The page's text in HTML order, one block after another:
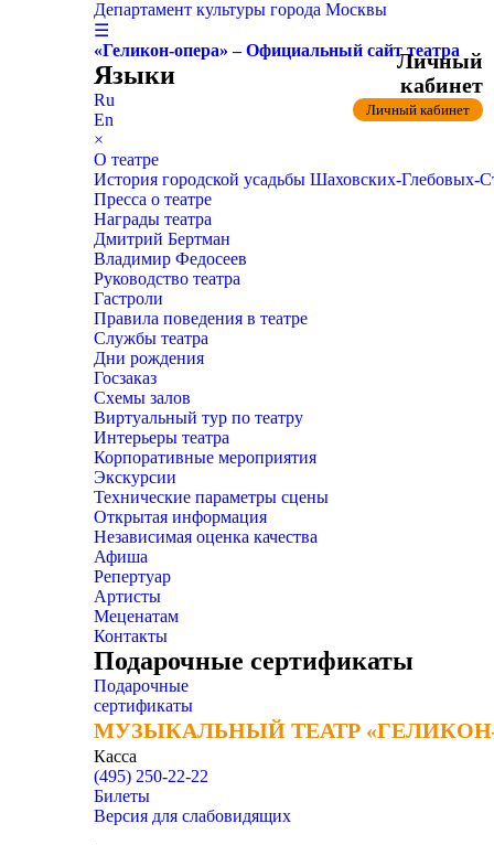
Департамент культуры города Москвы
☰
«Геликон-опера» – Официальный сайт театра
Языки
Ru
En
×
О театре
История городской усадьбы Шаховских-
Пресса о театре
Награды театра
Дмитрий Бертман
Владимир Федосеев
Руководство театра
Гастроли
Правила поведения в театре
Службы театра
Дни рождения
Госзаказ
Схемы залов
Виртуальный тур по театру
Интерьеры театра
Корпоративные мероприятия
Экскурсии
Технические параметры сцены
Открытая информация
Независимая оценка качества
Афиша
Репертуар
Артисты
Меценатам
Контакты
Подарочные сертификаты
Подарочные
сертификаты
МУЗЫКАЛЬНЫЙ ТЕАТР
МУЗЫКАЛЬНЫЙ ТЕАТР
Касса
(495) 250-22-22
Личный
кабинет
Личный кабинет
Билеты
Версия для слабовидящих